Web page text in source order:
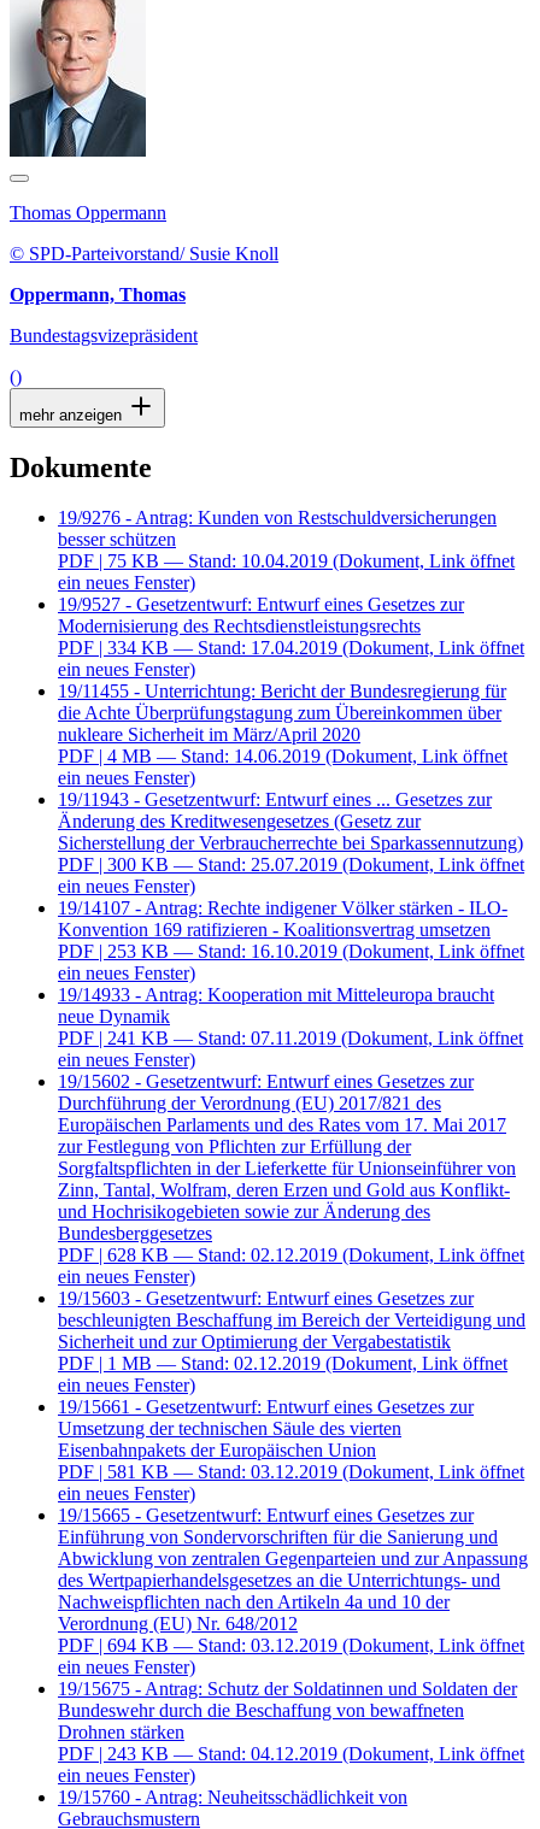
Thomas Oppermann
© SPD-Parteivorstand/ Susie Knoll
Oppermann, Thomas
Bundestagsvizepräsident
()
mehr anzeigen
Dokumente
19/9276 - Antrag: Kunden von Restschuldversicherungen
besser schützen
PDF | 75 KB — Stand: 10.04.2019 (Dokument, Link öffnet
ein neues Fenster)
19/9527 - Gesetzentwurf: Entwurf eines Gesetzes zur
Modernisierung des Rechtsdienstleistungsrechts
PDF | 334 KB — Stand: 17.04.2019 (Dokument, Link öffnet
ein neues Fenster)
19/11455 - Unterrichtung: Bericht der Bundesregierung für
die Achte Überprüfungstagung zum Übereinkommen über
nukleare Sicherheit im März/April 2020
PDF | 4 MB — Stand: 14.06.2019 (Dokument, Link öffnet
ein neues Fenster)
19/11943 - Gesetzentwurf: Entwurf eines ... Gesetzes zur
Änderung des Kreditwesengesetzes (Gesetz zur
Sicherstellung der Verbraucherrechte bei Sparkassennutzung)
PDF | 300 KB — Stand: 25.07.2019 (Dokument, Link öffnet
ein neues Fenster)
19/14107 - Antrag: Rechte indigener Völker stärken - ILO-
Konvention 169 ratifizieren - Koalitionsvertrag umsetzen
PDF | 253 KB — Stand: 16.10.2019 (Dokument, Link öffnet
ein neues Fenster)
19/14933 - Antrag: Kooperation mit Mitteleuropa braucht
neue Dynamik
PDF | 241 KB — Stand: 07.11.2019 (Dokument, Link öffnet
ein neues Fenster)
19/15602 - Gesetzentwurf: Entwurf eines Gesetzes zur
Durchführung der Verordnung (EU) 2017/821 des
Europäischen Parlaments und des Rates vom 17. Mai 2017
zur Festlegung von Pflichten zur Erfüllung der
Sorgfaltspflichten in der Lieferkette für Unionseinführer von
Zinn, Tantal, Wolfram, deren Erzen und Gold aus Konflikt-
und Hochrisikogebieten sowie zur Änderung des
Bundesberggesetzes
PDF | 628 KB — Stand: 02.12.2019 (Dokument, Link öffnet
ein neues Fenster)
19/15603 - Gesetzentwurf: Entwurf eines Gesetzes zur
beschleunigten Beschaffung im Bereich der Verteidigung und
Sicherheit und zur Optimierung der Vergabestatistik
PDF | 1 MB — Stand: 02.12.2019 (Dokument, Link öffnet
ein neues Fenster)
19/15661 - Gesetzentwurf: Entwurf eines Gesetzes zur
Umsetzung der technischen Säule des vierten
Eisenbahnpakets der Europäischen Union
PDF | 581 KB — Stand: 03.12.2019 (Dokument, Link öffnet
ein neues Fenster)
19/15665 - Gesetzentwurf: Entwurf eines Gesetzes zur
Einführung von Sondervorschriften für die Sanierung und
Abwicklung von zentralen Gegenparteien und zur Anpassung
des Wertpapierhandelsgesetzes an die Unterrichtungs- und
Nachweispflichten nach den Artikeln 4a und 10 der
Verordnung (EU) Nr. 648/2012
PDF | 694 KB — Stand: 03.12.2019 (Dokument, Link öffnet
ein neues Fenster)
19/15675 - Antrag: Schutz der Soldatinnen und Soldaten der
Bundeswehr durch die Beschaffung von bewaffneten
Drohnen stärken
PDF | 243 KB — Stand: 04.12.2019 (Dokument, Link öffnet
ein neues Fenster)
19/15760 - Antrag: Neuheitsschädlichkeit von
Gebrauchsmustern